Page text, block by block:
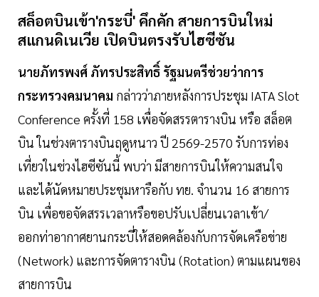
สล็อตบินเข้า'กระบี่' คึกคัก สายการบินใหม่
สแกนดิเนเวีย เปิดบินตรงรับไฮซีซัน
นายภัทรพงศ์ ภัทรประสิทธิ์ รัฐมนตรีช่วยว่าการ
กระทรวงคมนาคม กล่าวว่าภายหลังการประชุม IATA Slot
Conference ครั้งที่ 158 เพื่อจัดสรรตารางบิน หรือ สล็อต
บิน ในช่วงตารางบินฤดูหนาว ปี 2569-2570 รับการท่อง
เที่ยวในช่วงไฮซีซันนี้ พบว่า มีสายการบินให้ความสนใจ
และได้นัดหมายประชุมหารือกับ ทย. จำนวน 16 สายการ
บิน เพื่อขอจัดสรรเวลาหรือขอปรับเปลี่ยนเวลาเข้า/
ออกท่าอากาศยานกระบี่ให้สอดคล้องกับการจัดเครือข่าย
(Network) และการจัดตารางบิน (Rotation) ตามแผนของ
สายการบิน